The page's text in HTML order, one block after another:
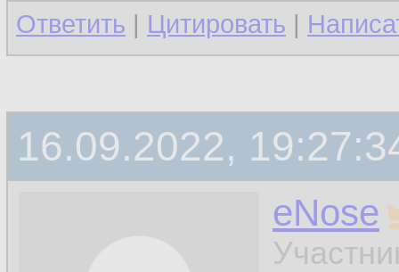
Ответить | Цитировать |
16.09.2022,
eNose